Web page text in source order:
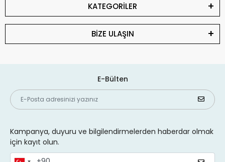
KATEGORİLER
BİZE ULAŞIN
E-Bülten
Kampanya, duyuru ve bilgilendirmelerden haberdar olmak
için kayıt olun.